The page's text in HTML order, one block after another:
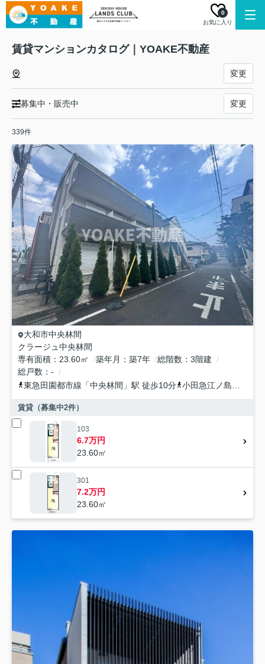
お気に入り
0
賃貸マンションカタログ｜YOAKE不動産
変更
募集中・販売中 変更
339件
大和市中央林間
クラージュ中央林間
専有面積
23.60㎡ 築年月 築7年 総階数
3階建
総戸数
-
東急田園都市線 「中央林間 」駅 徒歩10分 小田急江ノ島線
賃貸（募集中2件）
103
6.7万円
23.60㎡
301
7.2万円
23.60㎡